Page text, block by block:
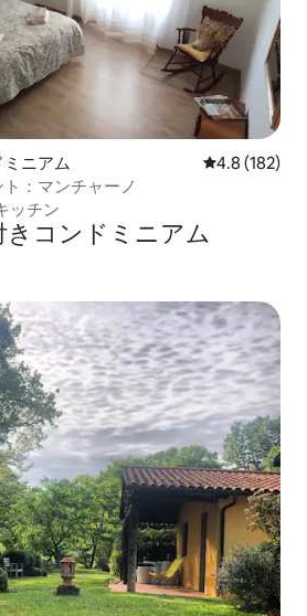
ニアム レビュー182
4.8 (182)
：マンチャーノ
ッチン
きコンドミニアム